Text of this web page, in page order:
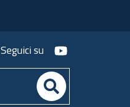
Seguici su youtube
Cerca
nel